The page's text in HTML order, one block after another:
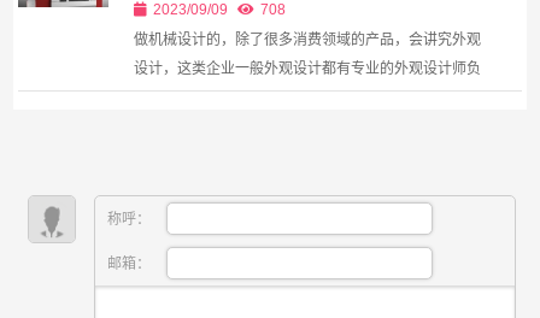
请...2023/09/09
708
做机械设计的，除了很多消费领域的产品，会讲究外观
设计，这类企业一般外观设计都有专业的外观设计师负
称呼：
邮箱：